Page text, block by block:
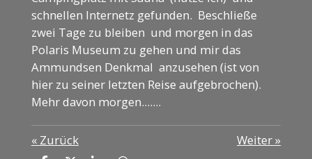
schnellen Internetz gefunden. Beschließe
zwei Tage zu bleiben und morgen in das
Polaris Museum zu gehen und mir das
Ammundsen Denkmal anzusehen (ist von
hier zu seiner letzten Reise aufgebrochen).
Mehr davon morgen.......
« Zurück Weiter»